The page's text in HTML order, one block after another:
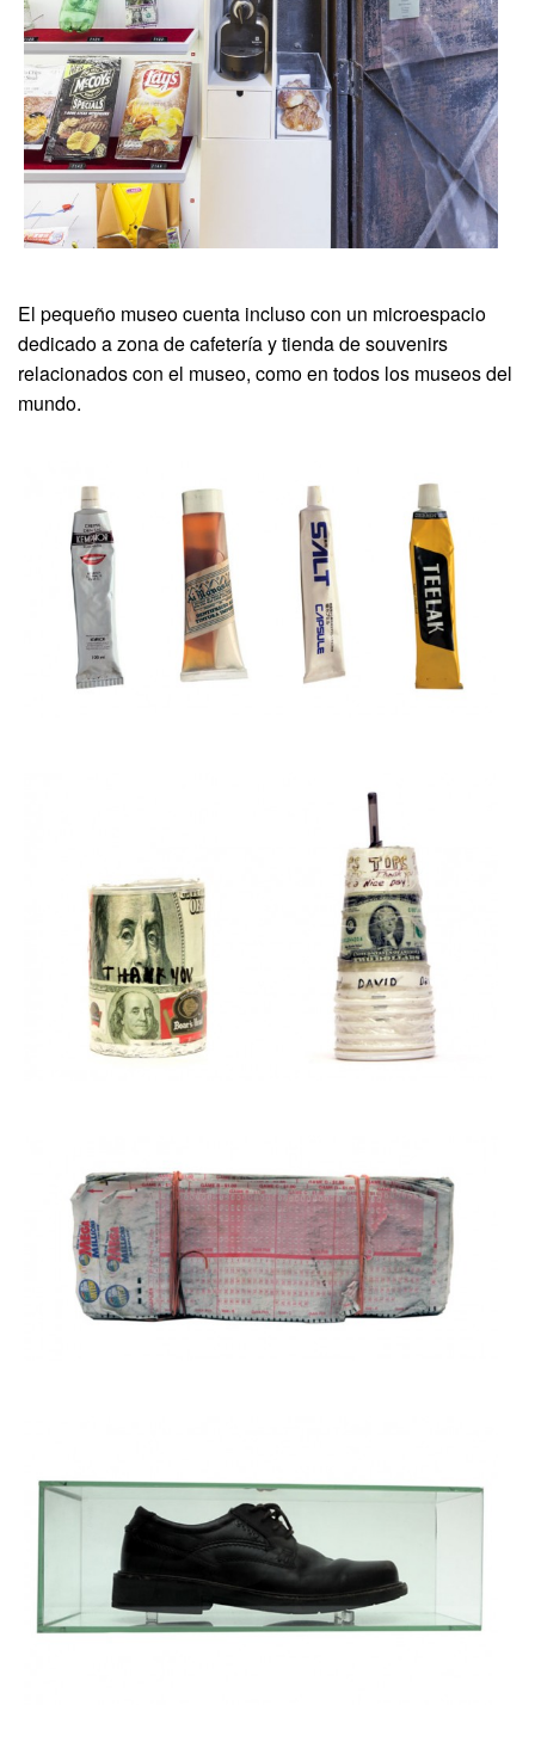
El pequeño museo cuenta incluso con un microespacio
dedicado a zona de cafetería y tienda de souvenirs
relacionados con el museo, como en todos los museos del
mundo.